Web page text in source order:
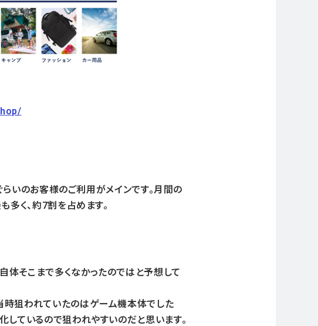
いのお客様のご利用がメインです。月間の
く、約7割を占めます。
体そこまで多くなかったのではと予想して
時狙われていたのはゲーム機本体でした
しているので狙われやすいのだと思います。